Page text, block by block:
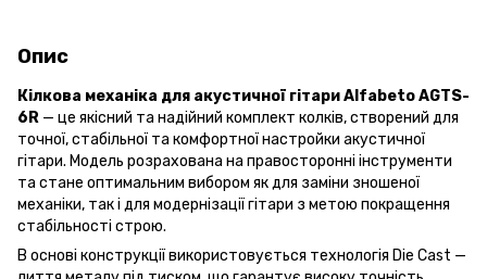
Опис
Кілкова механіка для акустичної гітари Alfabeto AGTS-
6R — це якісний та надійний комплект колків, створений для
точної, стабільної та комфортної настройки акустичної
гітари. Модель розрахована на правосторонні інструменти
та стане оптимальним вибором як для заміни зношеної
механіки, так і для модернізації гітари з метою покращення
стабільності строю.
В основі конструкції використовується технологія Die Cast —